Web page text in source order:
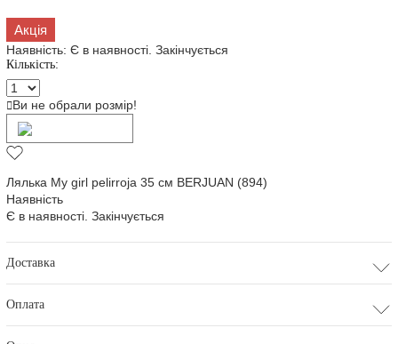
Акція
Наявність:Є в наявності. Закінчується
Кількість:
Ви не обрали розмір!
Лялька My girl pelirroja 35 см BERJUAN (894)
Наявність
Є в наявності. Закінчується
Доставка
Оплата